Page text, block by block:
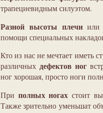
трапециевидным силуэтом.
Разной высоты плечи
помощи специальных
Кто из нас не мечтает иметь
различных дефектов ног
ног хорошая, просто ноги
При полных ногах стоит
Также зрительно уменьшат